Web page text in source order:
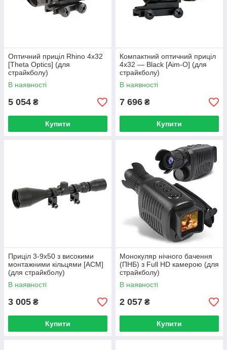
Оптичний приціл Rhino 4x32
[Theta Optics] (для
страйкболу)
В наявності
5 054 ₴
Купити
Компактний оптичний приціл
4x32 — Black [Aim-O] (для
страйкболу)
В наявності
7 696 ₴
Купити
Приціл 3-9x50 з високими
монтажними кільцями [ACM]
(для страйкболу)
В наявності
3 005 ₴
Купити
Монокуляр нічного бачення
(ПНБ) з Full HD камерою (для
страйкболу)
В наявності
2 057 ₴
Купити